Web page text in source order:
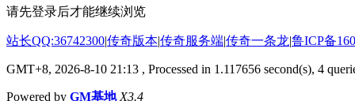
请先登录后才能继续浏览
站长QQ:36742300|传奇版本|传奇服务端|传奇一条龙|鲁ICP备
GMT+8, 2026-8-10 21:13 , Processed in 1.117656 second(s), 4
Powered by GM基地 X3.4